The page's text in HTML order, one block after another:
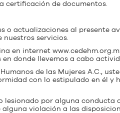
certificación de documentos.
o actualizaciones al presente
nuestros servicios.
en internet
donde llevemos a cabo
de las Mujeres A.C.,
con lo estipulado en él y
por alguna conducta
violación a las